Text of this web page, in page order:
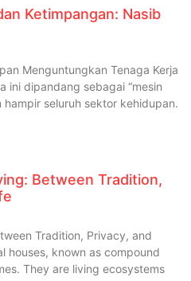
Ketimpangan: Nasib
Menguntungkan Tenaga Kerja
ini dipandang sebagai “mesin
seluruh sektor kehidupan.
Between Tradition,
Tradition, Privacy, and
houses, known as compound
They are living ecosystems